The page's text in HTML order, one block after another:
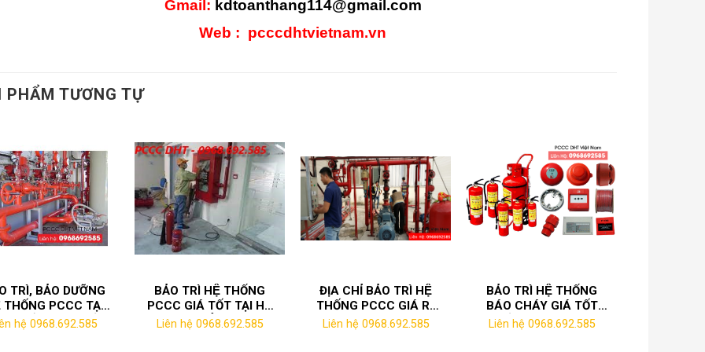
Gmail: kdtoanthang114@gmail.com
Web : pcccdhtvietnam.vn
PHẨM TƯƠNG TỰ
TRÌ, BẢO DƯỠNG
THỐNG PCCC TẠI
QUẾ VÕ GIÁ TỐT
hệ 0968.692.585
BẢO TRÌ HỆ THỐNG
PCCC GIÁ TỐT TẠI HÀ
NỘI
Liên hệ 0968.692.585
ĐỊA CHỈ BẢO TRÌ HỆ
THỐNG PCCC GIÁ RẺ
TẠI PHÚ THỌ
Liên hệ 0968.692.585
BẢO TRÌ HỆ THỐNG
BÁO CHÁY GIÁ TỐT
NHẤT TẠI KCN VĨNH
Liên hệ 0968.692.585